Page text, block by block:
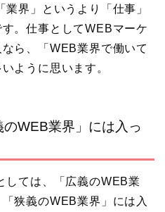
業界」というより「仕事」
。仕事としてWEBマーケ
ら、「WEB業界で働いて
ように思います。
WEB業界」には入っ
しては、「広義のWEB業
狭義のWEB業界」には入